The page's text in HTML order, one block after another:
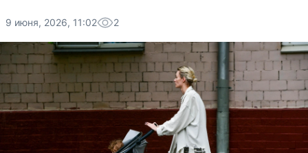
9 июня, 2026, 11:02 2